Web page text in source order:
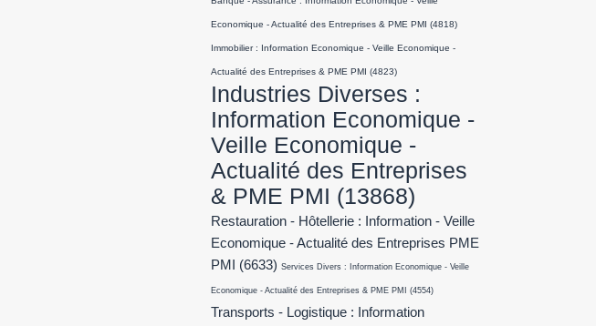
Economique - Actualité des Entreprises & PME PMI (4818)
Immobilier : Information Economique - Veille Economique -
Actualité des Entreprises & PME PMI (4823)
Industries Diverses :
Information Economique -
Veille Economique -
Actualité des Entreprises
& PME PMI (13868)
Restauration - Hôtellerie : Information - Veille
Economique - Actualité des Entreprises PME
PMI
(6633) Services Divers : Information Economique - Veille
Economique - Actualité des Entreprises & PME PMI (4554)
Transports - Logistique : Information